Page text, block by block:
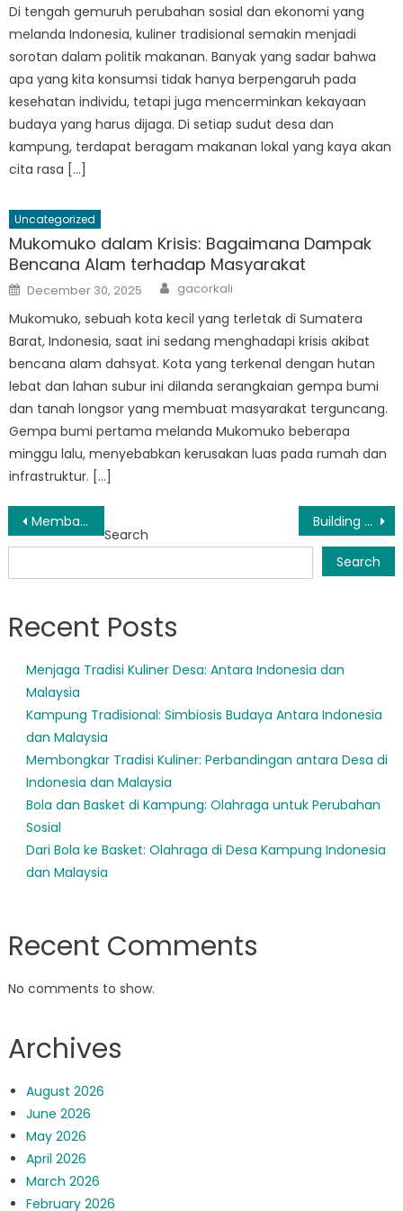
Di tengah gemuruh perubahan sosial dan ekonomi yang
melanda Indonesia, kuliner tradisional semakin menjadi
sorotan dalam politik makanan. Banyak yang sadar bahwa
apa yang kita konsumsi tidak hanya berpengaruh pada
kesehatan individu, tetapi juga mencerminkan kekayaan
budaya yang harus dijaga. Di setiap sudut desa dan
kampung, terdapat beragam makanan lokal yang kaya akan
cita rasa […]
Uncategorized
Mukomuko dalam Krisis: Bagaimana Dampak
Bencana Alam terhadap Masyarakat
Posted
on
December 30, 2025 Author
gacorkali
Mukomuko, sebuah kota kecil yang terletak di Sumatera
Barat, Indonesia, saat ini sedang menghadapi krisis akibat
bencana alam dahsyat. Kota yang terkenal dengan hutan
lebat dan lahan subur ini dilanda serangkaian gempa bumi
dan tanah longsor yang membuat masyarakat terguncang.
Gempa bumi pertama melanda Mukomuko beberapa
minggu lalu, menyebabkan kerusakan luas pada rumah dan
infrastruktur. […]
Post
navigation
Membangun Ketahanan: Dampak Upaya BPBD Mukomuko pada Masyarakat Building a safer future: BPBD Bengkulu Mukomuko’s vision for disaster resilience
Search
Search
Recent Posts
Menjaga Tradisi Kuliner Desa: Antara Indonesia dan
Malaysia
Kampung Tradisional: Simbiosis Budaya Antara Indonesia
dan Malaysia
Membongkar Tradisi Kuliner: Perbandingan antara Desa di
Indonesia dan Malaysia
Bola dan Basket di Kampung: Olahraga untuk Perubahan
Sosial
Dari Bola ke Basket: Olahraga di Desa Kampung Indonesia
dan Malaysia
Recent Comments
No comments to show.
Archives
August 2026
June 2026
May 2026
April 2026
March 2026
February 2026